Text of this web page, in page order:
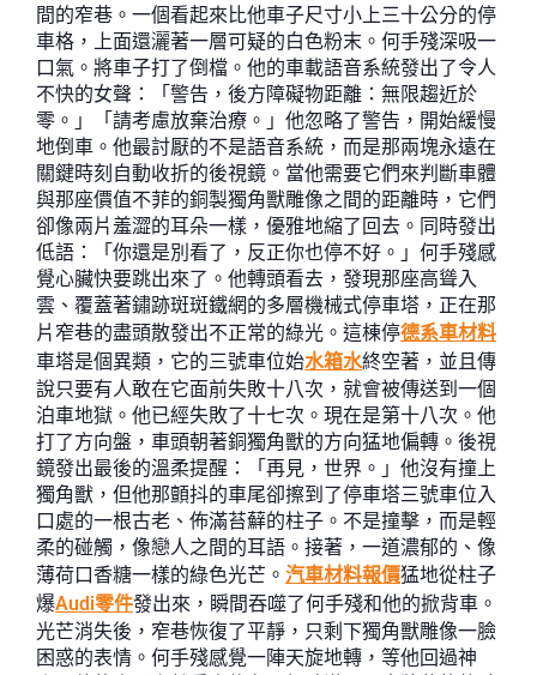
間的窄巷。一個看起來比他車子尺寸小上三十公分的停
車格，上面還灑著一層可疑的白色粉末。何手殘深吸一
口氣。將車子打了倒檔。他的車載語音系統發出了令人
不快的女聲：「警告，後方障礙物距離：無限趨近於
零。」「請考慮放棄治療。」他忽略了警告，開始緩慢
地倒車。他最討厭的不是語音系統，而是那兩塊永遠在
關鍵時刻自動收折的後視鏡。當他需要它們來判斷車體
與那座價值不菲的銅製獨角獸雕像之間的距離時，它們
卻像兩片羞澀的耳朵一樣，優雅地縮了回去。同時發出
低語：「你還是別看了，反正你也停不好。」何手殘感
覺心臟快要跳出來了。他轉頭看去，發現那座高聳入
雲、覆蓋著鏽跡斑斑鐵網的多層機械式停車塔，正在那
片窄巷的盡頭散發出不正常的綠光。這棟停德系車材料
車塔是個異類，它的三號車位始水箱水終空著，並且傳
說只要有人敢在它面前失敗十八次，就會被傳送到一個
泊車地獄。他已經失敗了十七次。現在是第十八次。他
打了方向盤，車頭朝著銅獨角獸的方向猛地偏轉。後視
鏡發出最後的溫柔提醒：「再見，世界。」他沒有撞上
獨角獸，但他那顫抖的車尾卻擦到了停車塔三號車位入
口處的一根古老、佈滿苔蘚的柱子。不是撞擊，而是輕
柔的碰觸，像戀人之間的耳語。接著，一道濃郁的、像
薄荷口香糖一樣的綠色光芒。 汽車材料報價猛地從柱子
爆Audi零件發出來，瞬間吞噬了何手殘和他的掀背車。
光芒消失後，窄巷恢復了平靜，只剩下獨角獸雕像一臉
困惑的表情。何手殘感覺一陣天旋地轉，等他回過神